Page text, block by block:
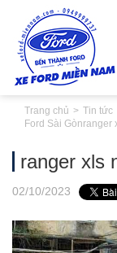
Trang chủ Tin tức
Ford Sài Gònranger
ranger xls
02/10/2023